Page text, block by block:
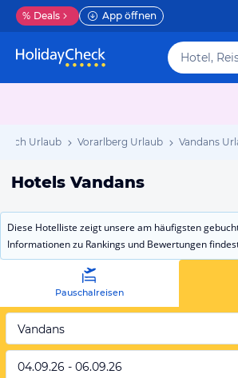
% Deals App öffnen
Urlaub Vorarlberg Urlaub Vandans
Hotels Vandans
Diese Hotelliste zeigt unsere am häufigsten
Informationen zu Rankings und Bewertungen
Pauschalreisen
Vandans
04.09.26 - 06.09.26